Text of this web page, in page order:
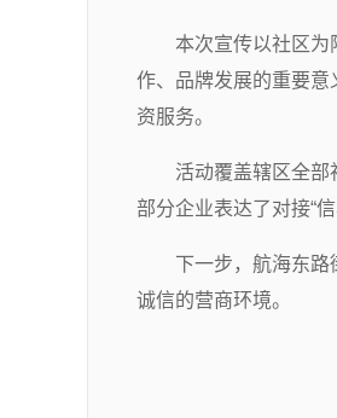
本次宣传以社区为
作、品牌发展的重要意
资服务。
活动覆盖辖区全部
部分企业表达了对接“
下一步，航海东路
诚信的营商环境。